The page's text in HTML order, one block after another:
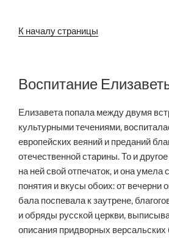
К началу страницы
Воспитание
Елизавета попала между двумя
культурными течениями,
европейских веяний и преданий
отечественной старины. То и
на ней свой отпечаток, и она умела
понятия и вкусы обоих: от вечерни
бала поспевала к заутрене,
и обряды русской церкви,
описания придворных версальских